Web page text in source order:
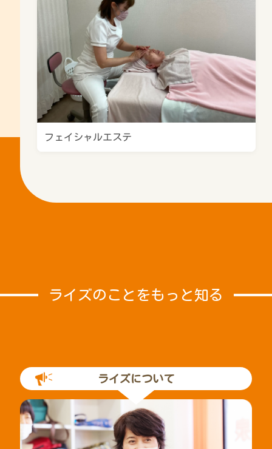
フェイシャルエステ
ライズのことをもっと知る
ライズについて